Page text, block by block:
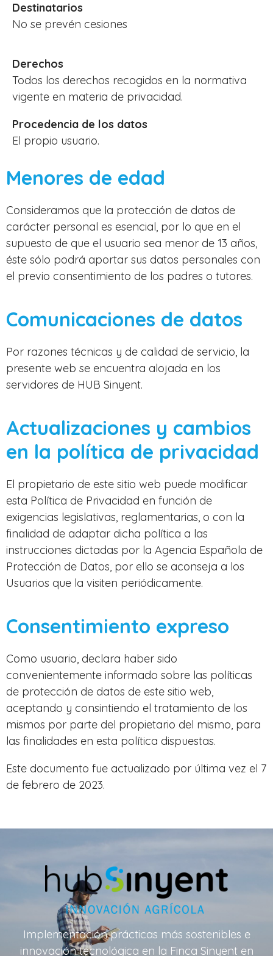
Destinatarios
No se prevén cesiones
Derechos
Todos los derechos recogidos en la normativa
vigente en materia de privacidad.
Procedencia de los datos
El propio usuario.
Menores de edad
Consideramos que la protección de datos de
carácter personal es esencial, por lo que en el
supuesto de que el usuario sea menor de 13 años,
éste sólo podrá aportar sus datos personales con
el previo consentimiento de los padres o tutores.
Comunicaciones de datos
Por razones técnicas y de calidad de servicio, la
presente web se encuentra alojada en los
servidores de HUB Sinyent.
Actualizaciones y cambios
en la política de privacidad
El propietario de este sitio web puede modificar
esta Política de Privacidad en función de
exigencias legislativas, reglamentarias, o con la
finalidad de adaptar dicha política a las
instrucciones dictadas por la Agencia Española de
Protección de Datos, por ello se aconseja a los
Usuarios que la visiten periódicamente.
Consentimiento expreso
Como usuario, declara haber sido
convenientemente informado sobre las políticas
de protección de datos de este sitio web,
aceptando y consintiendo el tratamiento de los
mismos por parte del propietario del mismo, para
las finalidades en esta política dispuestas.
Este documento fue actualizado por última vez el 7
de febrero de 2023.
Implementación prácticas más sostenibles e
innovación tecnológica en la Finca Sinyent en